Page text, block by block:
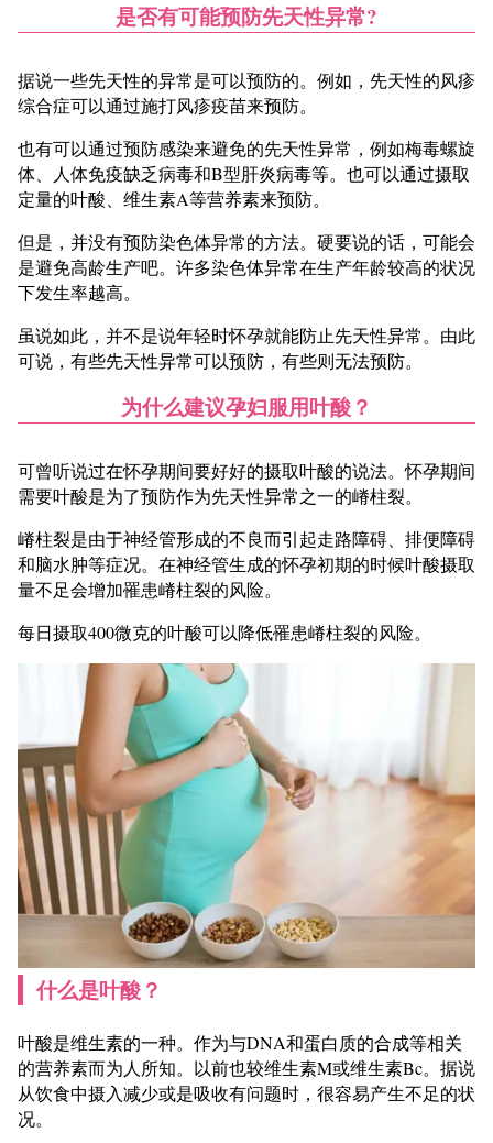
是否有可能预防先天性异常?
据说一些先天性的异常是可以预防的。例如，先天性的风疹
综合症可以通过施打风疹疫苗来预防。
也有可以通过预防感染来避免的先天性异常，例如梅毒螺旋
体、人体免疫缺乏病毒和B型肝炎病毒等。也可以通过摄取
定量的叶酸、维生素A等营养素来预防。
但是，并没有预防染色体异常的方法。硬要说的话，可能会
是避免高龄生产吧。许多染色体异常在生产年龄较高的状况
下发生率越高。
虽说如此，并不是说年轻时怀孕就能防止先天性异常。由此
可说，有些先天性异常可以预防，有些则无法预防。
为什么建议孕妇服用叶酸？
可曾听说过在怀孕期间要好好的摄取叶酸的说法。怀孕期间
需要叶酸是为了预防作为先天性异常之一的嵴柱裂。
嵴柱裂是由于神经管形成的不良而引起走路障碍、排便障碍
和脑水肿等症况。在神经管生成的怀孕初期的时候叶酸摄取
量不足会增加罹患嵴柱裂的风险。
每日摄取400微克的叶酸可以降低罹患嵴柱裂的风险。
什么是叶酸？
叶酸是维生素的一种。作为与DNA和蛋白质的合成等相关
的营养素而为人所知。以前也较维生素M或维生素Bc。据说
从饮食中摄入减少或是吸收有问题时，很容易产生不足的状
况。